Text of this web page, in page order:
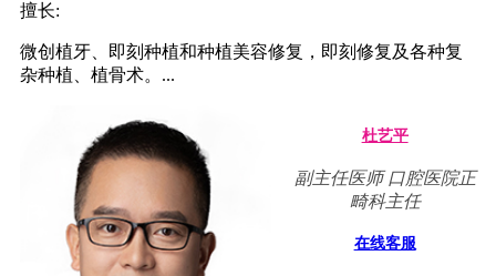
擅长:
微创植牙、即刻种植和种植美容修复，即刻修复及各种复
杂种植、植骨术。...
杜艺平
副主任医师 口腔医院正
畸科主任
在线客服